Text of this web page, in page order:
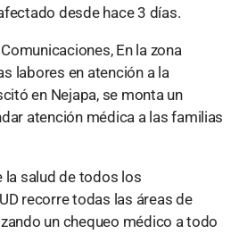
desde hace 3 días.
En la zona
labores en atención a la
en Nejapa, se monta un
atención médica a las familias
la salud de todos los
recorre todas las áreas de
un chequeo médico a todo